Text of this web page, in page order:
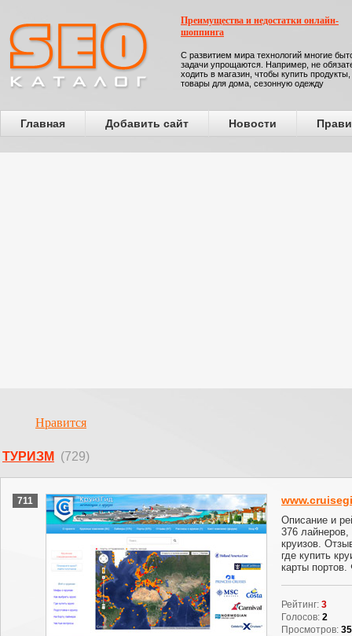
Преимущества и недостатки онлайн-
шоппинга
С развитием мира технологий многие
задачи упрощаются. Например, не
ходить в магазин, чтобы купить продукты,
товары для дома, сезонную одежду
Главная Добавить сайт Новости
Нравится
ТУРИЗМ (729)
711
Описание и
376 лайнеров,
круизов.
где купить
карты
Рейтинг: 3
Голосов: 2
Просмотров: